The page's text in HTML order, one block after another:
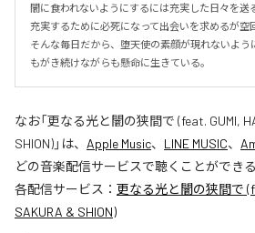
闇に食われないようにするには充実した日々を送
充実するために必死になって出会いを求めるが空
そんな毎日だから、堕天使の素顔が現れないよう
もがき続けながらも懸命に生きている。
なお「更なる光と闇の狭間で (feat. GUMI,
SHION)」は、 Apple Music、 LINE MUSIC、
どの音楽配信サービスで聴くことができる
各配信サービス： 更なる光と闇の狭間で
SAKURA & SHION)